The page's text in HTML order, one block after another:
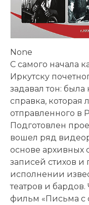
None
С самого начала
Иркутску
задавал тон:
справка, которая
отправленного в
Подготовлен
вошел ряд
основе архивных
записей стихов и
исполнении
театров и
фильм «Письма с